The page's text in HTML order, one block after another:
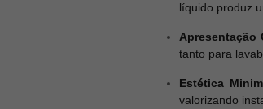
líquido produz
Apresentação
tanto para
Estética
valorizando